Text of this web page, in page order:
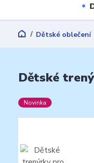
Dětské oblečení
Dětské
Novinka